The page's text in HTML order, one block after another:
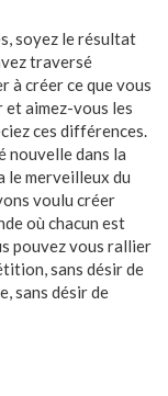
soyez le résultat
traversé
à créer ce que vous
et aimez-vous les
ces différences.
nouvelle dans la
le merveilleux du
voulu créer
où chacun est
pouvez vous rallier
sans désir de
sans désir de